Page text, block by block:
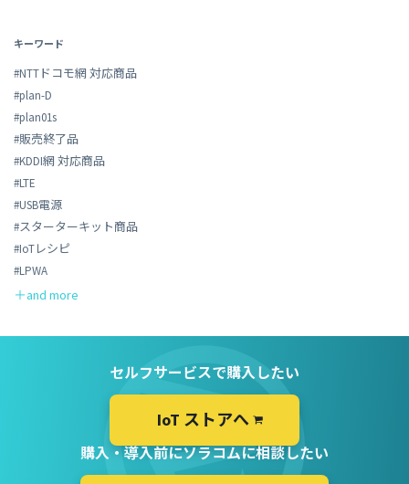
キーワード
#NTTドコモ網 対応商品
#plan-D
#plan01s
#販売終了品
#KDDI網 対応商品
#LTE
#USB電源
#スターターキット商品
#IoTレシピ
#LPWA
セルフサービスで購入したい
IoT ストアへ
購入・導入前にソラコムに相談したい